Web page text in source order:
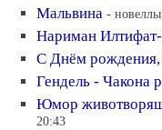
Мальвина -
Нариман
С Днём рождения,
Гендель - Чакона
Юмор
20:43